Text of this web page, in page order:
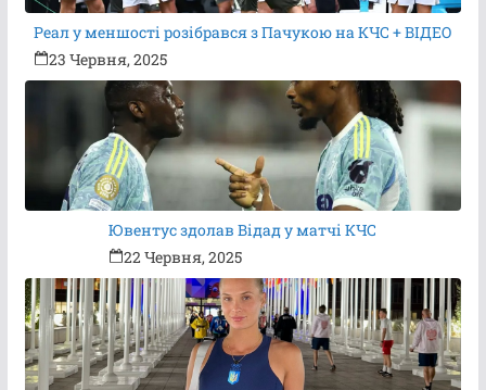
Реал у меншості розібрався з Пачукою на КЧС + ВІДЕО
23 Червня, 2025
Ювентус здолав Відад у матчі КЧС
22 Червня, 2025